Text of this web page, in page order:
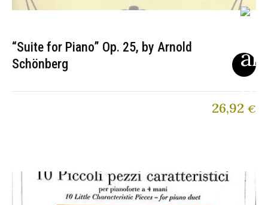
“Suite for Piano” Op. 25, by Arnold
Schönberg
26,92 €